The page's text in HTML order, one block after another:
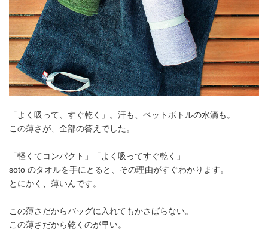
「よく吸って、すぐ乾く」。汗も、ペットボトルの水滴も。
この薄さが、全部の答えでした。
「軽くてコンパクト」「よく吸ってすぐ乾く」——
soto のタオルを手にとると、その理由がすぐわかります。
とにかく、薄いんです。
この薄さだからバッグに入れてもかさばらない。
この薄さだから乾くのが早い。